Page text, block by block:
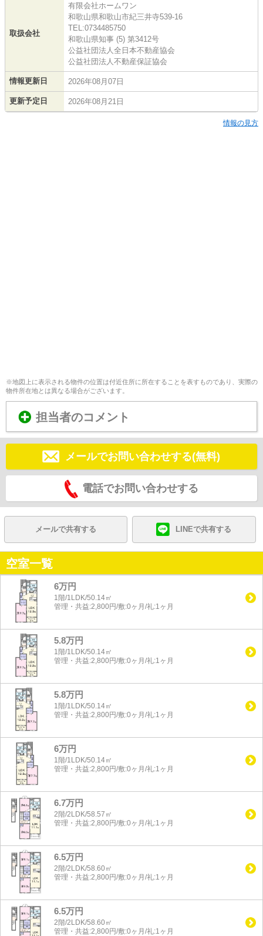
取扱会社
有限会社ホームワン
和歌山県和歌山市紀三井寺539-16
TEL:0734485750
和歌山県知事 (5) 第3412号
公益社団法人全日本不動産協会
公益社団法人不動産保証協会
情報更新日 2026年08月07日
更新予定日 2026年08月21日
情報の見方
※地図上に表示される物件の位置は付近住所に所在することを表すものであり、実際の
物件所在地とは異なる場合がございます。
担当者のコメント
メールでお問い合わせする(無料)
電話でお問い合わせする
メールで共有する LINEで共有する
空室一覧
6万円
1階/1LDK/50.14㎡
管理・共益:2,800円/敷:0ヶ月/礼:1ヶ月
5.8万円
1階/1LDK/50.14㎡
管理・共益:2,800円/敷:0ヶ月/礼:1ヶ月
5.8万円
1階/1LDK/50.14㎡
管理・共益:2,800円/敷:0ヶ月/礼:1ヶ月
6万円
1階/1LDK/50.14㎡
管理・共益:2,800円/敷:0ヶ月/礼:1ヶ月
6.7万円
2階/2LDK/58.57㎡
管理・共益:2,800円/敷:0ヶ月/礼:1ヶ月
6.5万円
2階/2LDK/58.60㎡
管理・共益:2,800円/敷:0ヶ月/礼:1ヶ月
6.5万円
2階/2LDK/58.60㎡
管理・共益:2,800円/敷:0ヶ月/礼:1ヶ月